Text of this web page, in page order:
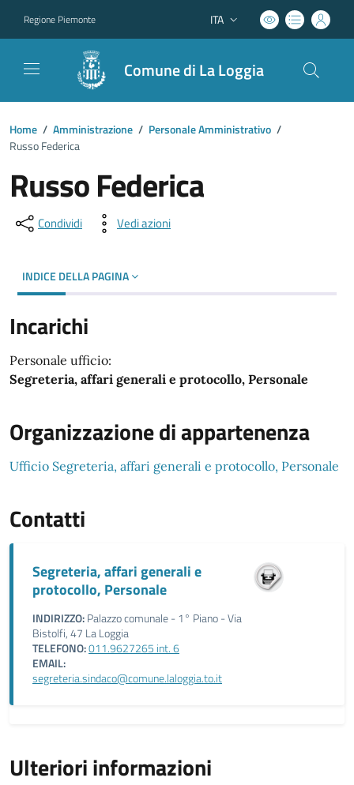
Regione Piemonte Lingua attiva:
ITA
Comune di La Loggia
Home / Amministrazione / Personale Amministrativo /
Russo Federica
Russo Federica
Condividi Vedi azioni
INDICE DELLA PAGINA
Incarichi
Personale ufficio:
Segreteria, affari generali e protocollo, Personale
Organizzazione di appartenenza
Ufficio Segreteria, affari generali e protocollo, Personale
Contatti
Segreteria, affari generali e
protocollo, Personale
INDIRIZZO:Palazzo comunale - 1° Piano - Via
Bistolfi, 47 La Loggia
TELEFONO:011.9627265 int. 6
EMAIL:
segreteria.sindaco@comune.laloggia.to.it
Ulteriori informazioni